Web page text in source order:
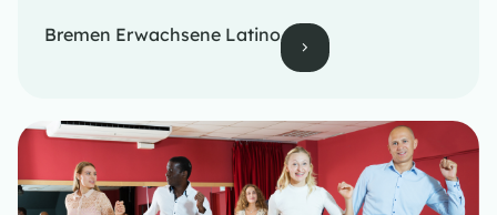
Bremen Erwachsene Latino